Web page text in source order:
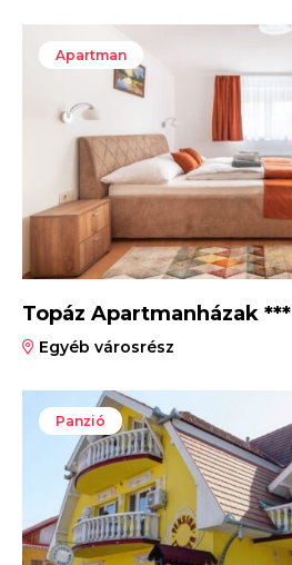
Apartman
Topáz Apartmanházak ***
Egyéb városrész
Panzió